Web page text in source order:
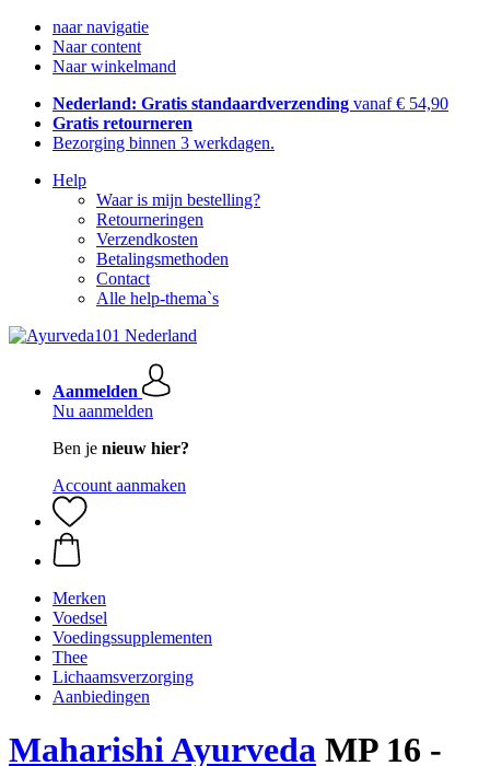
naar navigatie
Naar content
Naar winkelmand
Nederland: Gratis standaardverzending vanaf € 54,90
Gratis retourneren
Bezorging binnen 3 werkdagen.
Help
Waar is mijn bestelling?
Retourneringen
Verzendkosten
Betalingsmethoden
Contact
Alle help-thema`s
Aanmelden
Nu aanmelden
Ben je nieuw hier?
Account aanmaken
Merken
Voedsel
Voedingssupplementen
Thee
Lichaamsverzorging
Aanbiedingen
Maharishi Ayurveda MP 16 -